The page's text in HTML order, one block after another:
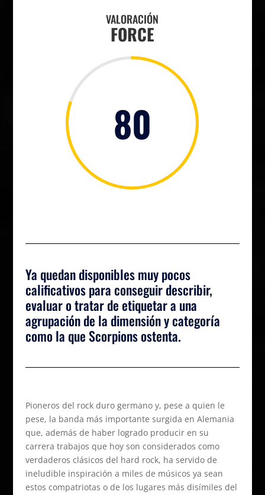
VALORACIÓN
FORCE
80
Ya quedan disponibles muy pocos
calificativos para conseguir describir,
evaluar o tratar de etiquetar a una
agrupación de la dimensión y categoría
como la que Scorpions ostenta.
Pioneros del rock duro germano y, pese a quien le
pese, la banda más importante surgida en Alemania
que, además de haber logrado producir en su
carrera trabajos que hoy son considerados como
verdaderos clásicos del hard rock, ha servido de
ineludible inspiración a miles de músicos ya sean
estos compatriotas o de los lugares más disímiles del